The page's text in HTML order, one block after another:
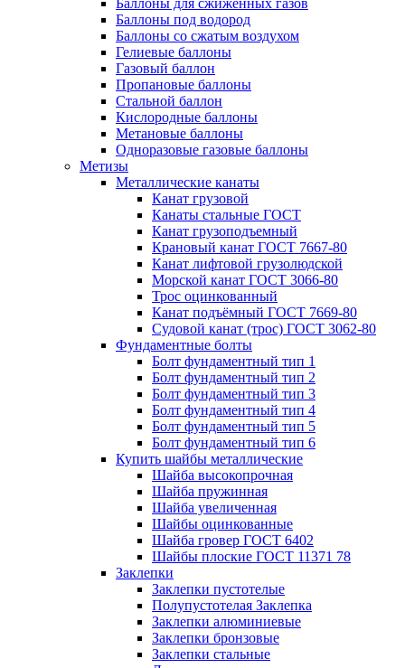
Баллоны для сжиженных газов
Баллоны под водород
Баллоны со сжатым воздухом
Гелиевые баллоны
Газовый баллон
Пропановые баллоны
Стальной баллон
Кислородные баллоны
Метановые баллоны
Одноразовые газовые баллоны
Метизы
Металлические канаты
Канат грузовой
Канаты стальные ГОСТ
Канат грузоподъемный
Крановый канат ГОСТ 7667-80
Канат лифтовой грузолюдской
Морской канат ГОСТ 3066-80
Трос оцинкованный
Канат подъёмный ГОСТ 7669-80
Судовой канат (трос) ГОСТ 3062-80
Фундаментные болты
Болт фундаментный тип 1
Болт фундаментный тип 2
Болт фундаментный тип 3
Болт фундаментный тип 4
Болт фундаментный тип 5
Болт фундаментный тип 6
Купить шайбы металлические
Шайба высокопрочная
Шайба пружинная
Шайба увеличенная
Шайбы оцинкованные
Шайба гровер ГОСТ 6402
Шайбы плоские ГОСТ 11371 78
Заклепки
Заклепки пустотелые
Полупустотелая Заклепка
Заклепки алюминиевые
Заклепки бронзовые
Заклепки стальные